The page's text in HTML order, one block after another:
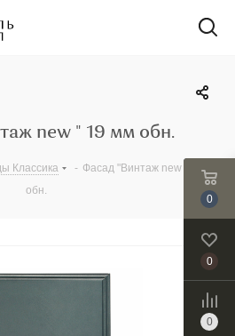
new " 19 мм обн.
Классика - Фасад "Винтаж new " 19 мм
обн.
0
0
0